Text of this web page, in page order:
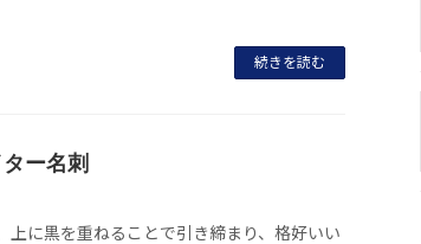
続きを読む
ー名刺
上に黒を重ねることで引き締まり、格好いい